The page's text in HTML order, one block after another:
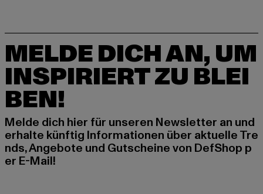
MELDE DICH AN, UM
INSPIRIERT ZU BLEI
BEN!
Melde dich hier für unseren Newsletter an und
erhalte künftig Informationen über aktuelle Tre
nds, Angebote und Gutscheine von DefShop p
er E-Mail!